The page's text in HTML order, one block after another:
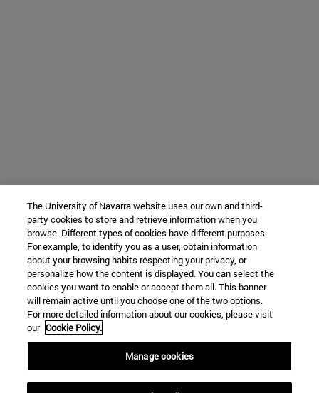
The University of Navarra website uses our own and third-
party cookies to store and retrieve information when you
browse. Different types of cookies have different purposes.
For example, to identify you as a user, obtain information
about your browsing habits respecting your privacy, or
personalize how the content is displayed. You can select the
cookies you want to enable or accept them all. This banner
will remain active until you choose one of the two options.
For more detailed information about our cookies, please visit
our Cookie Policy.
Manage cookies